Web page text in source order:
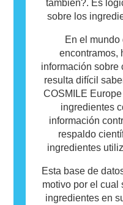
también?. Es
sobre los
En el
encontramos,
información sobre
resulta difícil
COSMILE
ingredientes
información
respaldo
ingredientes
Esta base de
motivo por el cual
ingredientes en